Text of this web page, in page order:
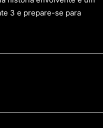
3 e prepare-se para